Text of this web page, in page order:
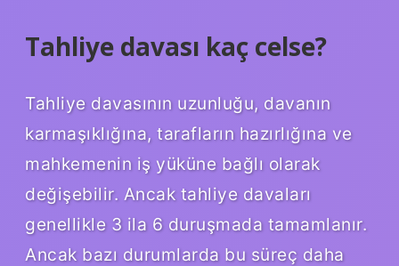
Tahliye davası kaç celse?
Tahliye davasının uzunluğu, davanın
karmaşıklığına, tarafların hazırlığına ve
mahkemenin iş yüküne bağlı olarak
değişebilir. Ancak tahliye davaları
genellikle 3 ila 6 duruşmada tamamlanır.
Ancak bazı durumlarda bu süreç daha